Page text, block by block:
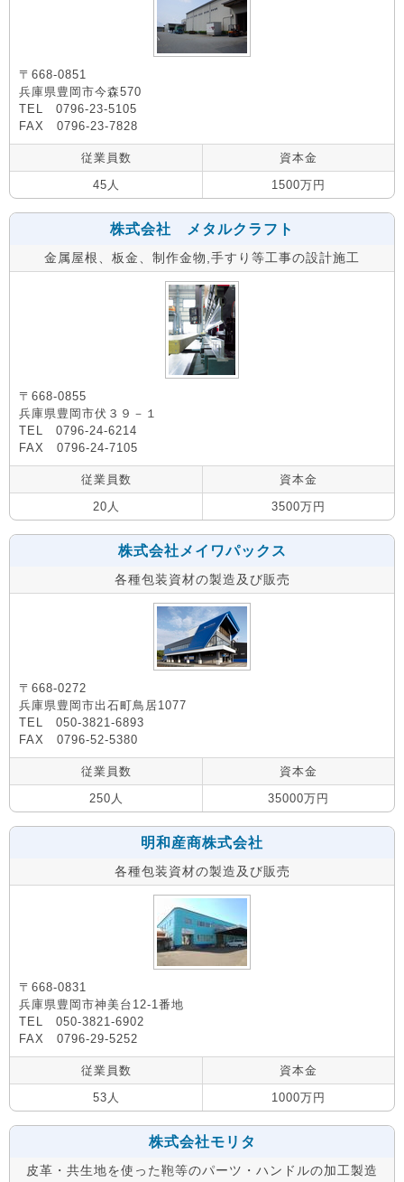
〒668-0851
兵庫県豊岡市今森570
TEL 0796-23-5105
FAX 0796-23-7828
従業員数
資本金
45人
1500万円
株式会社 メタルクラフト
金属屋根、板金、制作金物,手すり等工事の設計施工
〒668-0855
兵庫県豊岡市伏３９－１
TEL 0796-24-6214
FAX 0796-24-7105
従業員数
資本金
20人
3500万円
株式会社メイワパックス
各種包装資材の製造及び販売
〒668-0272
兵庫県豊岡市出石町鳥居1077
TEL 050-3821-6893
FAX 0796-52-5380
従業員数
資本金
250人
35000万円
明和産商株式会社
各種包装資材の製造及び販売
〒668-0831
兵庫県豊岡市神美台12-1番地
TEL 050-3821-6902
FAX 0796-29-5252
従業員数
資本金
53人
1000万円
株式会社モリタ
皮革・共生地を使った鞄等のパーツ・ハンドルの加工製造